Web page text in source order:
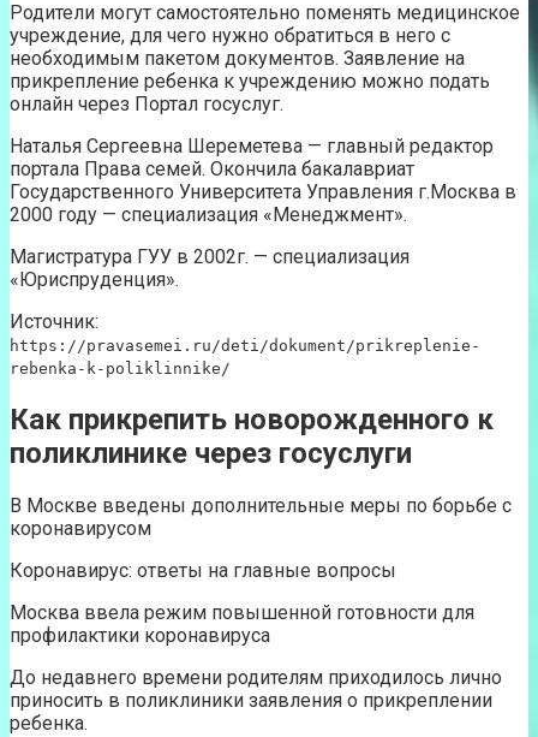
Родители могут самостоятельно поменять медицинское
учреждение, для чего нужно обратиться в него с
необходимым пакетом документов. Заявление на
прикрепление ребенка к учреждению можно подать
онлайн через Портал госуслуг.
Наталья Сергеевна Шереметева — главный редактор
портала Права семей. Окончила бакалавриат
Государственного Университета Управления г.Москва в
2000 году — специализация «Менеджмент».
Магистратура ГУУ в 2002г. — специализация
«Юриспруденция».
Источник:
https://pravasemei.ru/deti/dokument/prikreplenie-
rebenka-k-poliklinnike/
Как прикрепить новорожденного к
поликлинике через госуслуги
В Москве введены дополнительные меры по борьбе с
коронавирусом
Коронавирус: ответы на главные вопросы
Москва ввела режим повышенной готовности для
профилактики коронавируса
До недавнего времени родителям приходилось лично
приносить в поликлиники заявления о прикреплении
ребенка.